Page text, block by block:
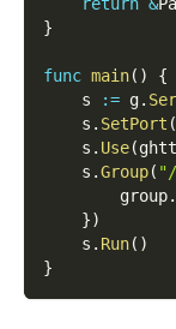
}
func main( )
{
    s
:= g.
    s
. SetPort (
    s
. Use(
    s
.Group(
        group
.
})
    s
. Run( )
}